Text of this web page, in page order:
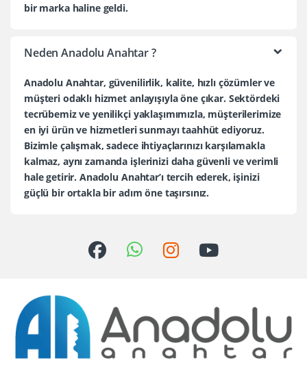
bir marka haline geldi.
Neden Anadolu Anahtar ?
Anadolu Anahtar, güvenilirlik, kalite, hızlı çözümler ve
müşteri odaklı hizmet anlayışıyla öne çıkar. Sektördeki
tecrübemiz ve yenilikçi yaklaşımımızla, müşterilerimize
en iyi ürün ve hizmetleri sunmayı taahhüt ediyoruz.
Bizimle çalışmak, sadece ihtiyaçlarınızı karşılamakla
kalmaz, aynı zamanda işlerinizi daha güvenli ve verimli
hale getirir. Anadolu Anahtar’ı tercih ederek, işinizi
güçlü bir ortakla bir adım öne taşırsınız.